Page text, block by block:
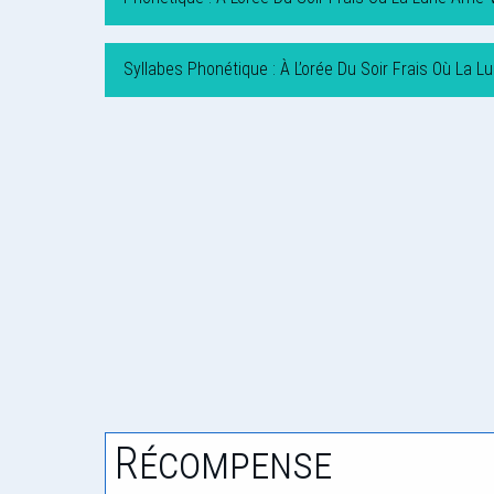
Syllabes Phonétique : À L’orée Du Soir Frais Où La
Récompense